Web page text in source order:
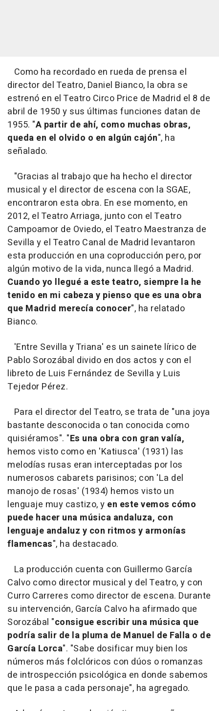
Como ha recordado en rueda de prensa el
director del Teatro, Daniel Bianco, la obra se
estrenó en el Teatro Circo Price de Madrid el 8 de
abril de 1950 y sus últimas funciones datan de
1955. "A partir de ahí, como muchas obras,
queda en el olvido o en algún cajón", ha
señalado.
"Gracias al trabajo que ha hecho el director
musical y el director de escena con la SGAE,
encontraron esta obra. En ese momento, en
2012, el Teatro Arriaga, junto con el Teatro
Campoamor de Oviedo, el Teatro Maestranza de
Sevilla y el Teatro Canal de Madrid levantaron
esta producción en una coproducción pero, por
algún motivo de la vida, nunca llegó a Madrid.
Cuando yo llegué a este teatro, siempre la he
tenido en mi cabeza y pienso que es una obra
que Madrid merecía conocer", ha relatado
Bianco.
'Entre Sevilla y Triana' es un sainete lírico de
Pablo Sorozábal divido en dos actos y con el
libreto de Luis Fernández de Sevilla y Luis
Tejedor Pérez.
Para el director del Teatro, se trata de "una joya
bastante desconocida o tan conocida como
quisiéramos". "Es una obra con gran valía,
hemos visto como en 'Katiusca' (1931) las
melodías rusas eran interceptadas por los
numerosos cabarets parisinos; con 'La del
manojo de rosas' (1934) hemos visto un
lenguaje muy castizo, y en este vemos cómo
puede hacer una música andaluza, con
lenguaje andaluz y con ritmos y armonías
flamencas", ha destacado.
La producción cuenta con Guillermo García
Calvo como director musical y del Teatro, y con
Curro Carreres como director de escena. Durante
su intervención, García Calvo ha afirmado que
Sorozábal "consigue escribir una música que
podría salir de la pluma de Manuel de Falla o de
García Lorca". "Sabe dosificar muy bien los
números más folclóricos con dúos o romanzas
de introspección psicológica en donde sabemos
que le pasa a cada personaje", ha agregado.